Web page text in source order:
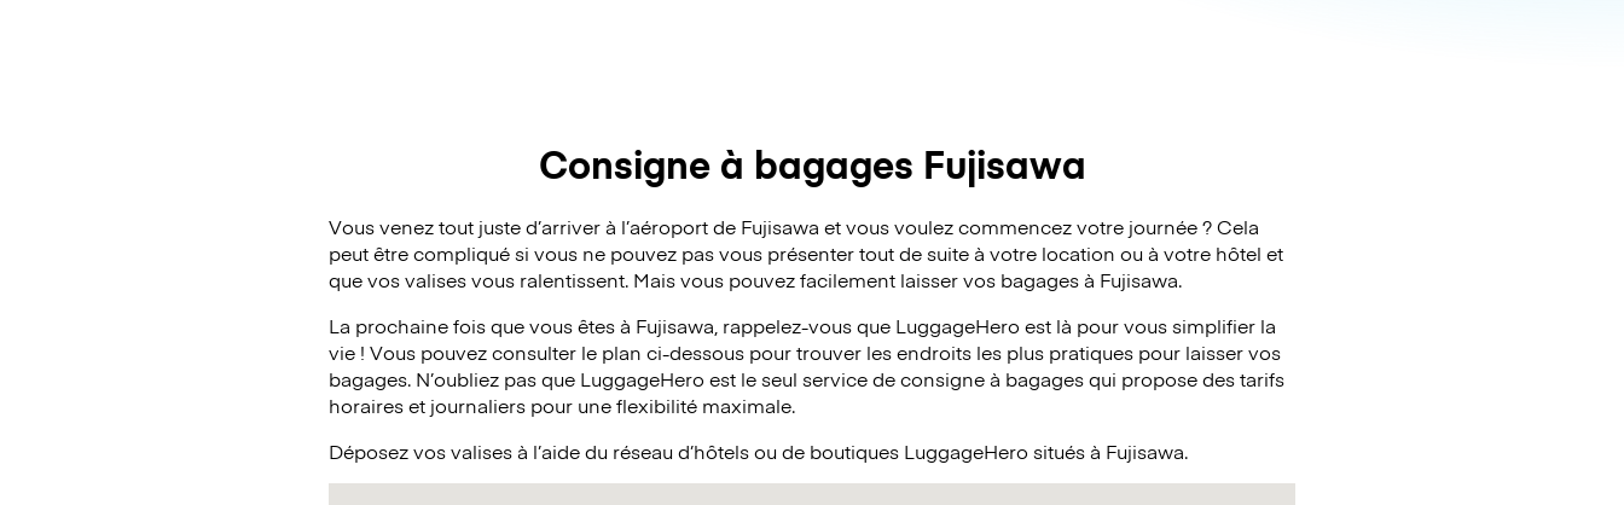
Consigne à bagages Fujisawa
Vous venez tout juste d’arriver à l’aéroport de Fujisawa et vous voulez commencez votre journée ? Cela
peut être compliqué si vous ne pouvez pas vous présenter tout de suite à votre location ou à votre hôtel et
que vos valises vous ralentissent. Mais vous pouvez facilement laisser vos bagages à Fujisawa.
La prochaine fois que vous êtes à Fujisawa, rappelez-vous que LuggageHero est là pour vous simplifier la
vie ! Vous pouvez consulter le plan ci-dessous pour trouver les endroits les plus pratiques pour laisser vos
bagages. N’oubliez pas que LuggageHero est le seul service de consigne à bagages qui propose des tarifs
horaires et journaliers pour une flexibilité maximale.
Déposez vos valises à l’aide du réseau d’hôtels ou de boutiques LuggageHero situés à Fujisawa.